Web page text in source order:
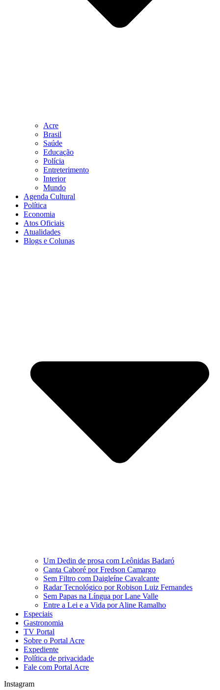
Acre
Brasil
Saúde
Educação
Polícia
Entreterimento
Interior
Mundo
Agenda Cultural
Política
Economia
Atos Oficiais
Atualidades
Blogs e Colunas
Um Dedin de prosa com Leônidas Badaró
Canta Caboré por Fredson Camargo
Sem Filtro com Daigleíne Cavalcante
Radar Tecnológico por Robison Luiz Fernandes
Sem Papas na Língua por Lane Valle
Entre a Lei e a Vida por Aline Ramalho
Especiais
Gastronomia
TV Portal
Sobre o Portal Acre
Expediente
Política de privacidade
Fale com Portal Acre
Instagram